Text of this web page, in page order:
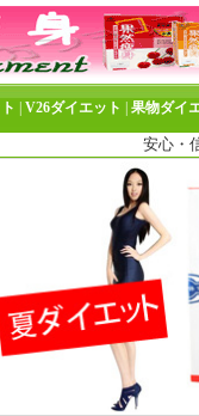
V26ダイエット 果物ダイ
安心・信頼